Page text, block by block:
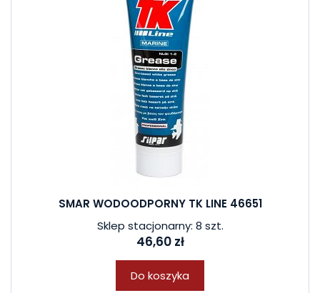
SMAR WODOODPORNY TK LINE 46651
Sklep stacjonarny: 8 szt.
46,60 zł
Do koszyka